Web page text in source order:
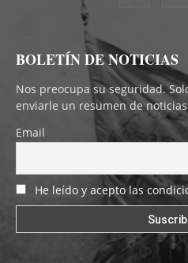
BOLETÍN DE NOTICIAS
Nos preocupa su seguridad.
enviarle un resumen de
Email
He leído y acepto las